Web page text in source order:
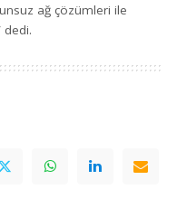
ağ çözümleri ile
dedi.